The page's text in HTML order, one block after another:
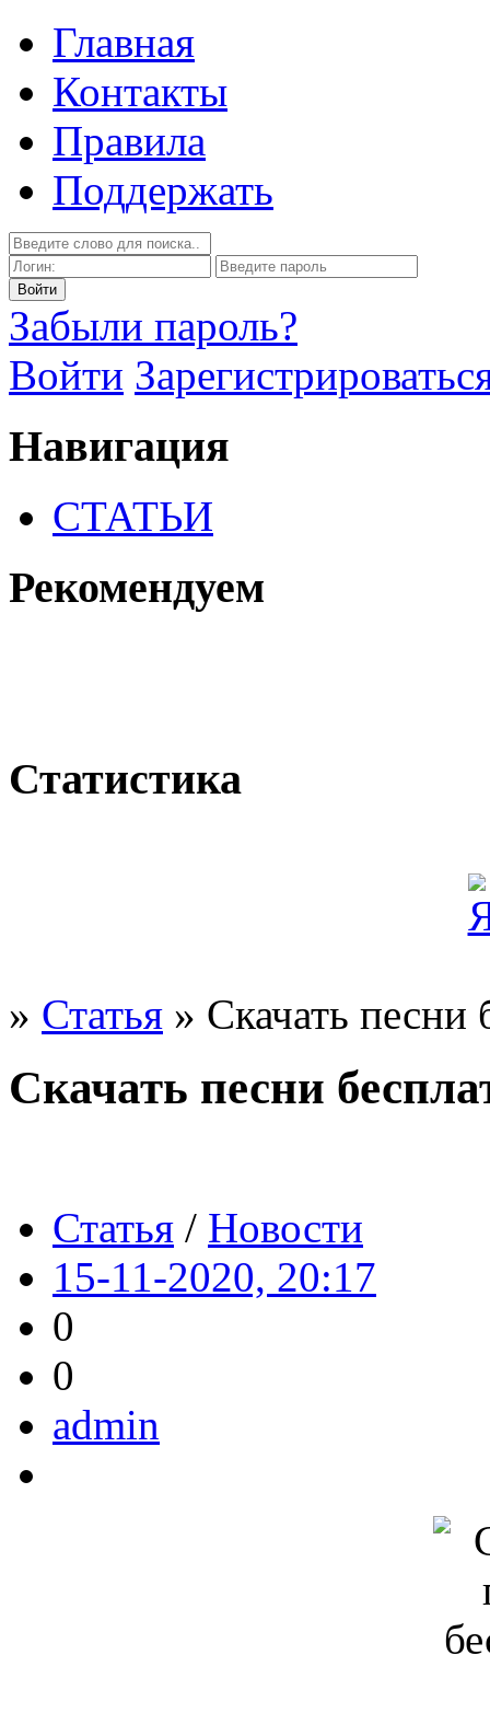
Главная
Контакты
Правила
Поддержать
Забыли пароль?
Войти
Навигация
СТАТЬИ
Рекомендуем
Статистика
» Статья » Скачать песни
Скачать песни
Статья / Новости
15-11-2020, 20:17
0
0
admin